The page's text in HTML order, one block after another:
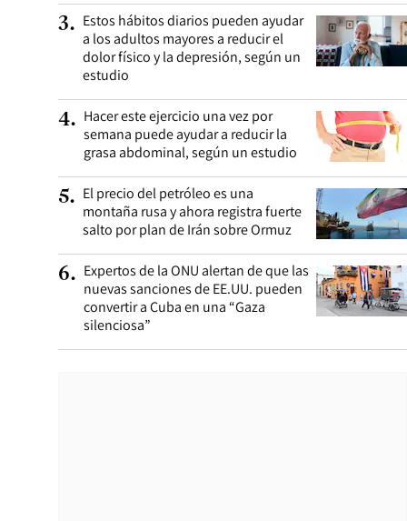
3. Estos hábitos diarios pueden ayudar
a los adultos mayores a reducir el
dolor físico y la depresión, según un
estudio
4. Hacer este ejercicio una vez por
semana puede ayudar a reducir la
grasa abdominal, según un estudio
5. El precio del petróleo es una
montaña rusa y ahora registra fuerte
salto por plan de Irán sobre Ormuz
6. Expertos de la ONU alertan de que las
nuevas sanciones de EE.UU. pueden
convertir a Cuba en una “Gaza
silenciosa”